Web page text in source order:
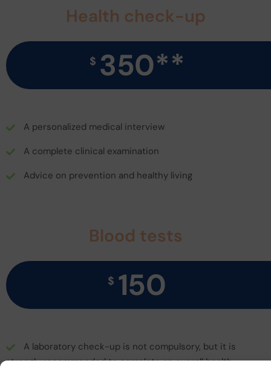
Health check-up
$ 350**
A personalized medical interview
A complete clinical examination
Advice on prevention and healthy living
Blood tests
$ 150
A laboratory check-up is not compulsory, but it is
strongly recommended to complete an overall health